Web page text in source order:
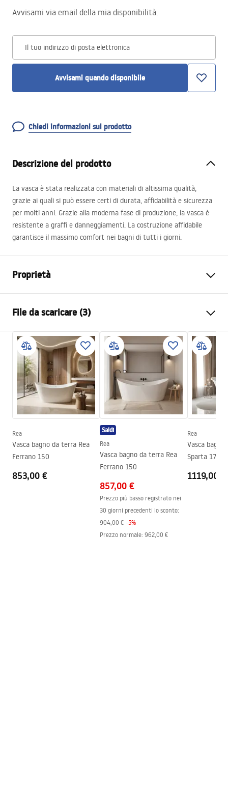
Avvisami via email della mia disponibilità.
Il tuo indirizzo di posta elettronica
Avvisami quando disponibile
Chiedi informazioni sul prodotto
Descrizione del prodotto
La vasca è stata realizzata con materiali di altissima qualità,
grazie ai quali si può essere certi di durata, affidabilità e sicurezza
per molti anni. Grazie alla moderna fase di produzione, la vasca è
resistente a graffi e danneggiamenti. La costruzione affidabile
garantisce il massimo comfort nei bagni di tutti i giorni.
Proprietà
Colore
Materiale
Acrilico
Lunghezza
1740mm
Larghezza
715
Altezza
790mm
Lato di installazione
Universale
Piletta e sifone inclusi
SÌ
Garanzia
File da scaricare (3)
Manual
Instrukcja_wanien_wolnostoj__cych.pdf
Informazioni sulla sicurezza
WARUNKI_BEZPIECZENSTWA_WANNY.pdf
Condizioni di garanzia
Warranty_Terms_and_Conditions_Bathtubs.pdf
Rea
Vasca bagno da terra Rea
Ferrano 150
853,00 €
Saldi
Rea
Vasca bagno da terra Rea
Ferrano 150
857,00 €
Prezzo più basso registrato nei
30 giorni precedenti lo sconto:
904,00 € -5%
Prezzo normale: 962,00 €
Rea
Vasca
Sparta 175
1119,00 €